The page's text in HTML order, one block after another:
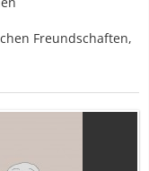
Freundschaften,